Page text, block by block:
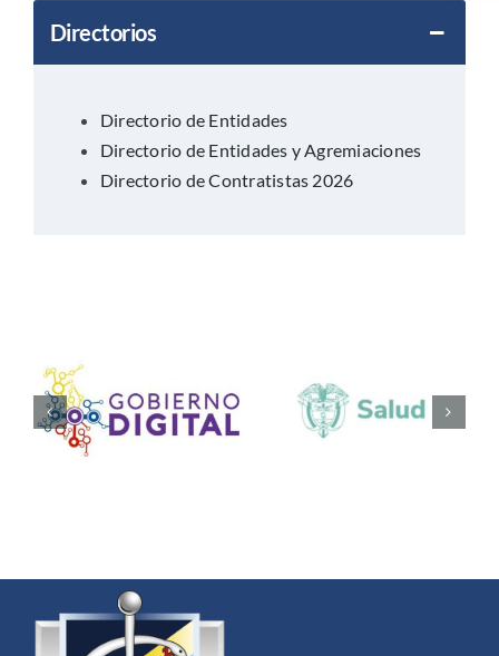
Atención a la ciudadania
Directorios
Directorio de Entidades
Directorio de Entidades y Agremiaciones
Directorio de Contratistas 2026